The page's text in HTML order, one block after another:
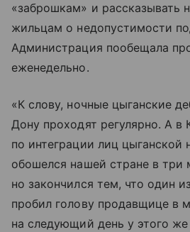
«заброшкам» и рассказывать
жильцам о недопустимости
Администрация пообещала
еженедельно.
«К слову, ночные цыганские
Дону проходят регулярно. А в
по интеграции лиц цыганской
обошелся нашей стране в три
но закончился тем, что один
пробил голову продавщице в
на следующий день у этого же